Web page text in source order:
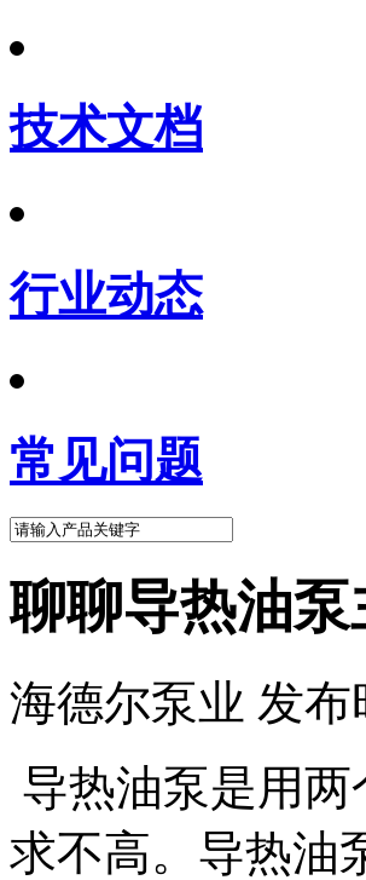
技术文档
行业动态
常见问题
聊聊导热油
海德尔泵业 发布
导热油泵是用
求不高。导热油